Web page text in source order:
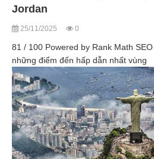
Jordan
25/11/2025 0
81 / 100 Powered by Rank Math
những điểm đến hấp dẫn nhất vùng